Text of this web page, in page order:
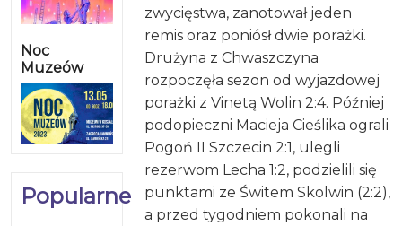
Noc
Muzeów
Popularne
zwycięstwa, zanotował jeden
remis oraz poniósł dwie porażki.
Drużyna z Chwaszczyna
rozpoczęła sezon od wyjazdowej
porażki z Vinetą Wolin 2:4. Później
podopieczni Macieja Cieślika ograli
Pogoń II Szczecin 2:1, ulegli
rezerwom Lecha 1:2, podzielili się
punktami ze Świtem Skolwin (2:2),
a przed tygodniem pokonali na